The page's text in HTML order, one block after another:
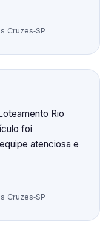
Cruzes‑SP
Rio
foi
atenciosa e
Cruzes‑SP